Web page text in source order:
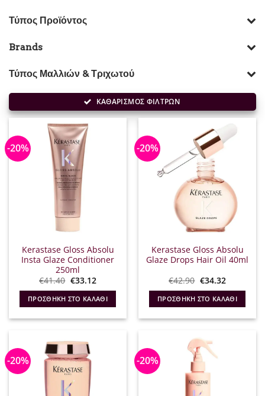
Τύπος Προϊόντος
Brands
Τύπος Μαλλιών & Τριχωτού
ΚΑΘΑΡΙΣΜΟΣ ΦΙΛΤΡΩΝ
-20%
Kerastase Gloss Absolu
Insta Glaze Conditioner
250ml
€41.40 Original
was:
€41.40.
€33.12Η
τιμή
είναι:
€33.12.
ΠΡΟΣΘΉΚΗ ΣΤΟ ΚΑΛΆΘΙ
-20%
Kerastase Gloss Absolu
Glaze Drops Hair Oil 40ml
€42.90 Original
was:
€42.90.
€34.32Η
τιμή
είναι:
€34.32.
ΠΡΟΣΘΉΚΗ ΣΤΟ ΚΑΛΆΘΙ
-20% -20%